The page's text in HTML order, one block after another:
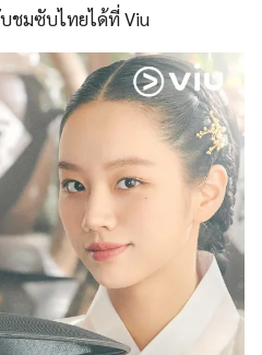
บชมซับไทยได้ที่ Viu